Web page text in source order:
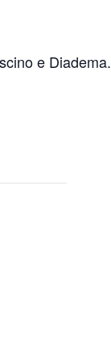
e Diadema.